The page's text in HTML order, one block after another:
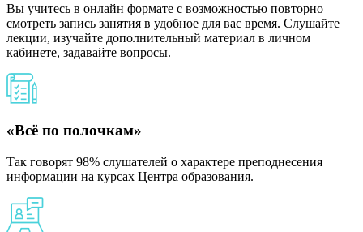
Вы учитесь в онлайн формате с возможностью повторно
смотреть запись занятия в удобное для вас время. Слушайте
лекции, изучайте дополнительный материал в личном
кабинете, задавайте вопросы.
«Всё по полочкам»
Так говорят 98% слушателей о характере преподнесения
информации на курсах Центра образования.